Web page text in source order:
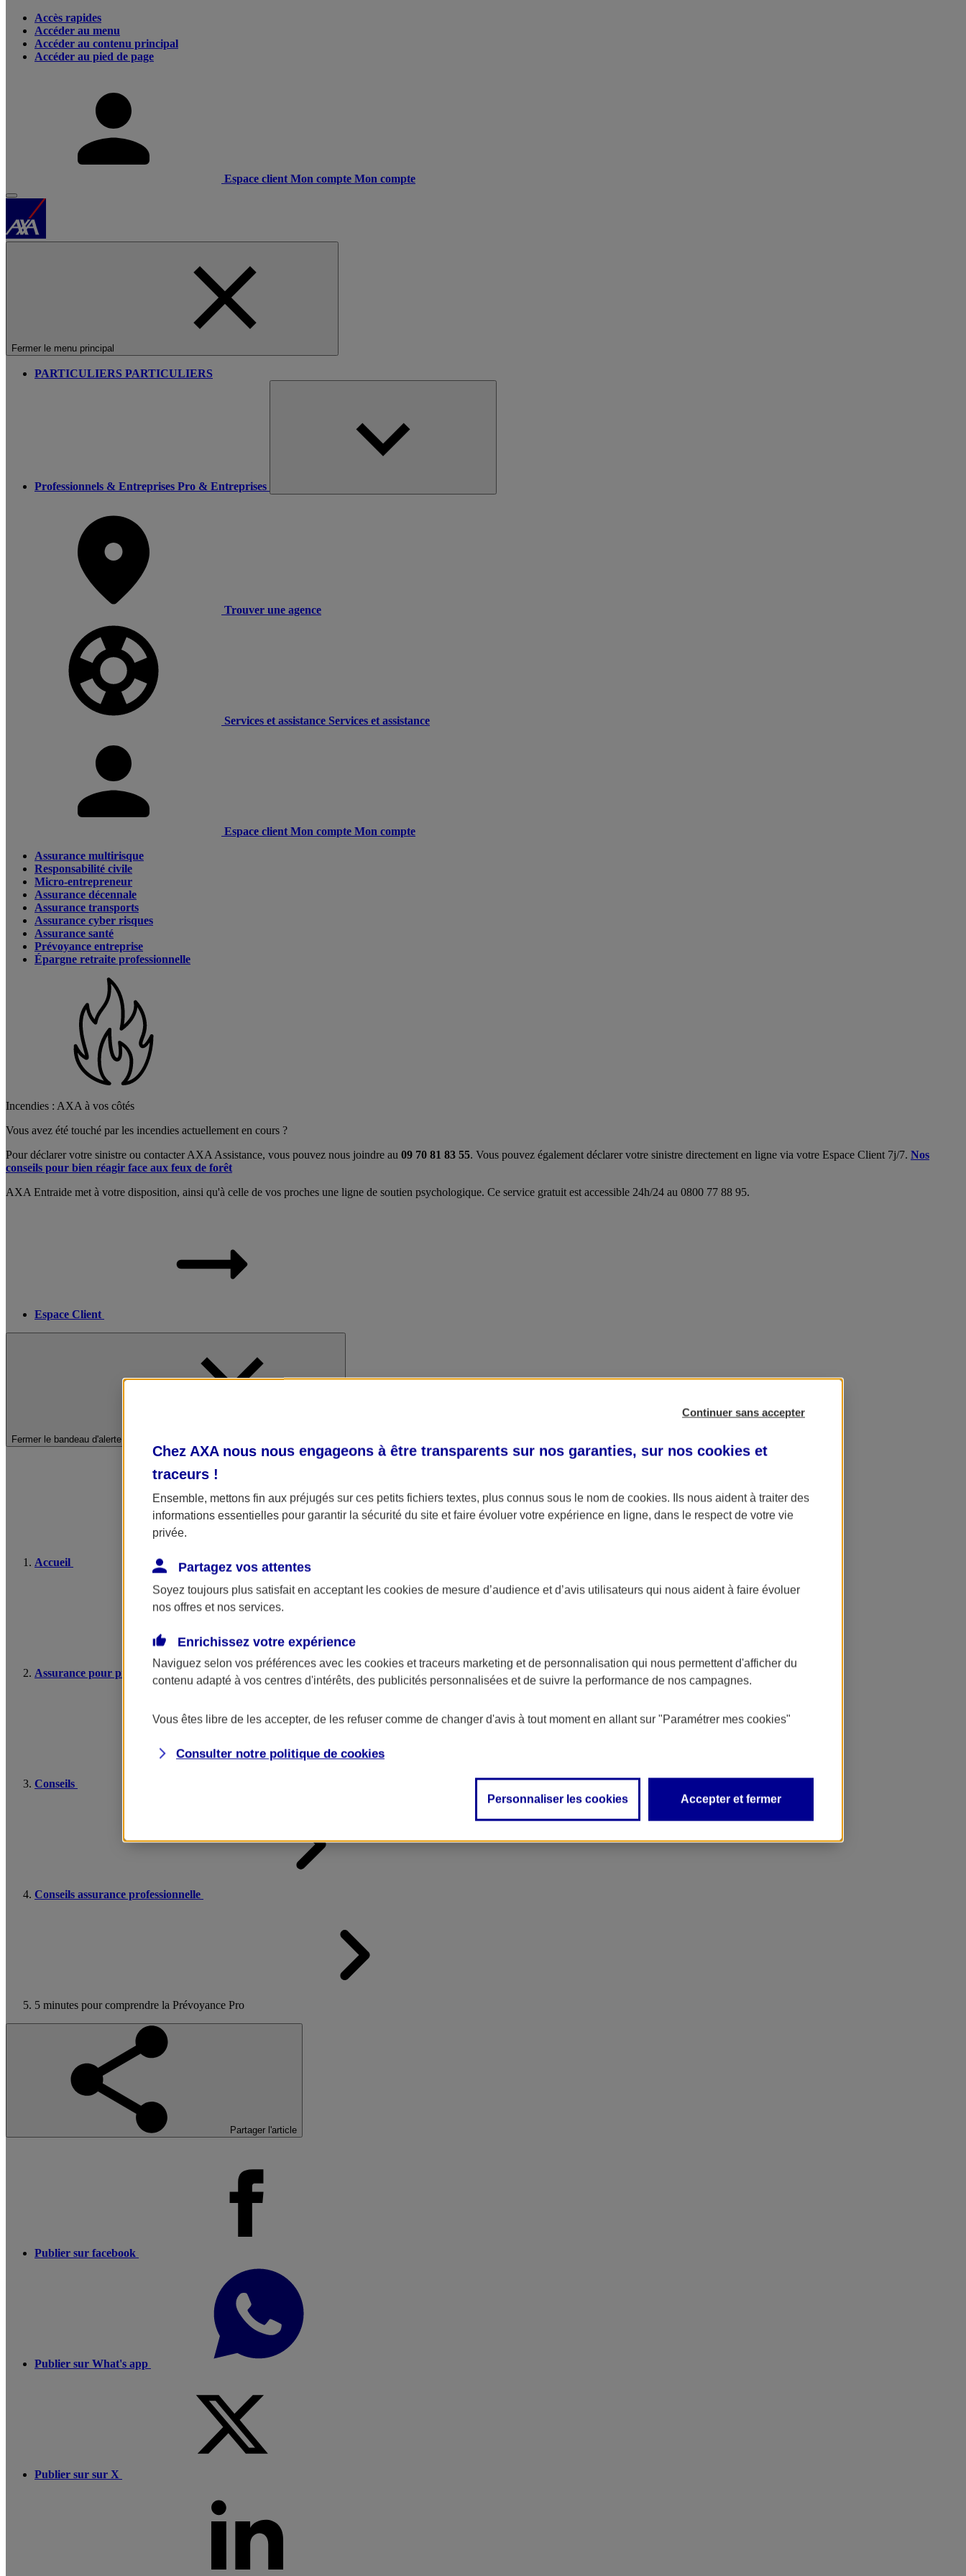
Accès rapides
Accéder au menu
Accéder au contenu principal
Accéder au pied de page
Espace client Mon compte Mon compte
Fermer le menu principal
PARTICULIERS PARTICULIERS
Professionnels & Entreprises Pro & Entreprises
Trouver une agence
Services et assistance Services et assistance
Espace client Mon compte Mon compte
Assurance multirisque
Responsabilité civile
Micro-entrepreneur
Assurance décennale
Assurance transports
Assurance cyber risques
Assurance santé
Prévoyance entreprise
Épargne retraite professionnelle
Incendies : AXA à vos côtés
Vous avez été touché par les incendies actuellement en cours ?
Pour déclarer votre sinistre ou contacter AXA Assistance, vous pouvez nous joindre au 09 70 81 83 55. Vous pouvez également déclarer votre sinistre directement en ligne via votre Espace Client 7j/7. Nos
conseils pour bien réagir face aux feux de forêt
AXA Entraide met à votre disposition, ainsi qu'à celle de vos proches une ligne de soutien psychologique. Ce service gratuit est accessible 24h/24 au 0800 77 88 95.
Espace Client
Fermer le bandeau d'alerte
Accueil
Assurance pour professionnels et entreprises
Conseils
Conseils assurance professionnelle
5 minutes pour comprendre la Prévoyance Pro
Partager l'article
Publier sur facebook
Publier sur What's app
Publier sur sur X
Continuer sans accepter
Chez AXA nous nous engageons à être transparents sur nos garanties, sur nos cookies et
traceurs !
Ensemble, mettons fin aux préjugés sur ces petits fichiers textes, plus connus sous le nom de cookies. Ils nous aident à traiter des
informations essentielles pour garantir la sécurité du site et faire évoluer votre expérience en ligne, dans le respect de votre vie
privée.
Partagez vos attentes
Soyez toujours plus satisfait en acceptant les cookies de mesure d’audience et d’avis utilisateurs qui nous aident à faire évoluer
nos offres et nos services.
Enrichissez votre expérience
Naviguez selon vos préférences avec les cookies et traceurs marketing et de personnalisation qui nous permettent d'afficher du
contenu adapté à vos centres d'intérêts, des publicités personnalisées et de suivre la performance de nos campagnes.
Vous êtes libre de les accepter, de les refuser comme de changer d'avis à tout moment en allant sur "Paramétrer mes cookies"
Consulter notre politique de cookies
Personnaliser les cookies Accepter et fermer